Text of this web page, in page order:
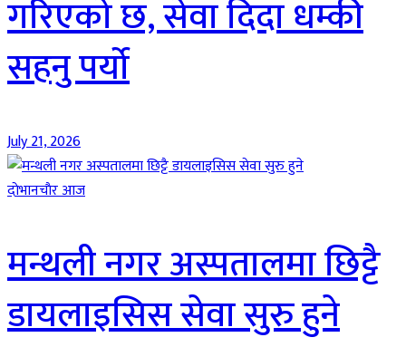
गरिएको छ, सेवा दिदा धम्की
सहनु पर्यो
July 21, 2026
दाेभानचाैर आज
मन्थली नगर अस्पतालमा छिट्टै
डायलाइसिस सेवा सुरु हुने